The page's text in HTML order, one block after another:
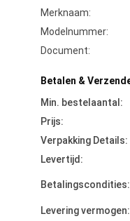
Merknaam:
Modelnummer:
Document:
Betalen &
Min. bestelaantal:
Prijs:
Verpakking Details:
Levertijd:
Betalingscondities:
Levering vermogen: